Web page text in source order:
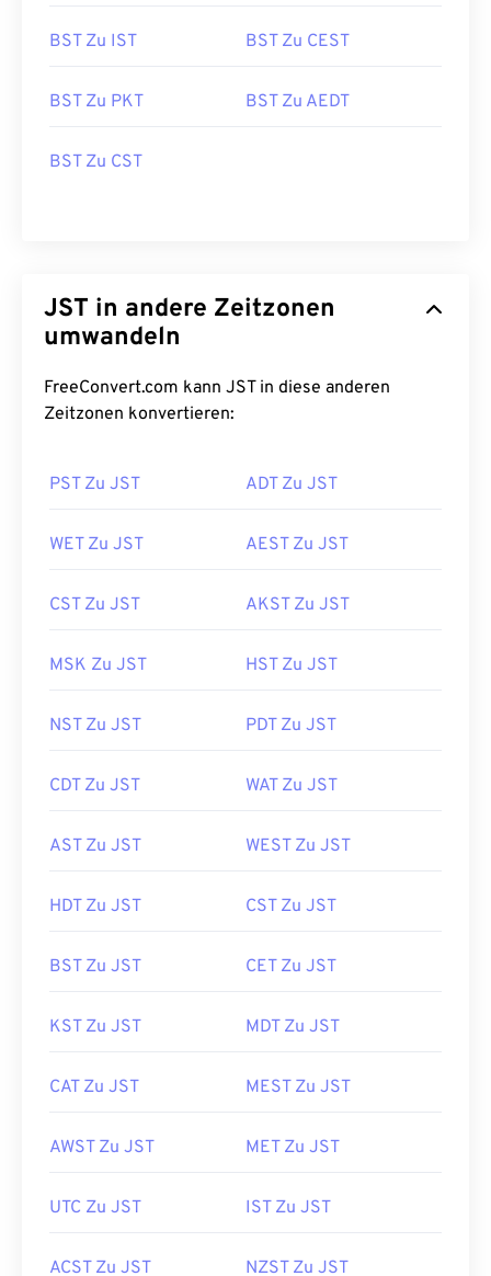
BST Zu IST BST Zu CEST
BST Zu PKT BST Zu AEDT
BST Zu CST
JST in andere Zeitzonen
umwandeln
FreeConvert.com kann JST in diese anderen
Zeitzonen konvertieren:
PST Zu JST ADT Zu JST
WET Zu JST AEST Zu JST
CST Zu JST AKST Zu JST
MSK Zu JST HST Zu JST
NST Zu JST PDT Zu JST
CDT Zu JST WAT Zu JST
AST Zu JST WEST Zu JST
HDT Zu JST CST Zu JST
BST Zu JST CET Zu JST
KST Zu JST MDT Zu JST
CAT Zu JST MEST Zu JST
AWST Zu JST MET Zu JST
UTC Zu JST IST Zu JST
ACST Zu JST NZST Zu JST